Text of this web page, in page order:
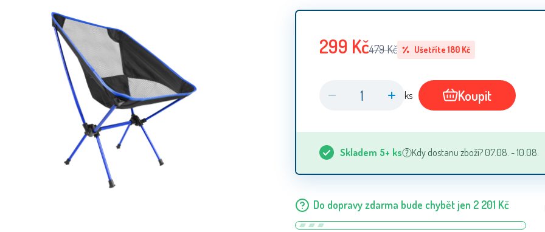
299 Kč479Kč Ušetříte 180 Kč
ks Koupit
Skladem 5+ ks Kdy dostanu zboží? 07.08. - 10.08.
Do dopravy zdarma bude chybět jen 2 201 Kč